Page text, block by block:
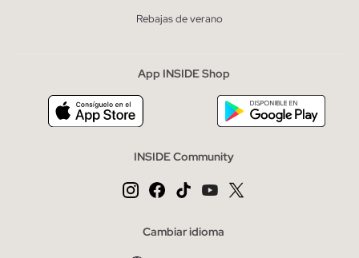
Rebajas de verano
App INSIDE Shop
INSIDE Community
Cambiar idioma